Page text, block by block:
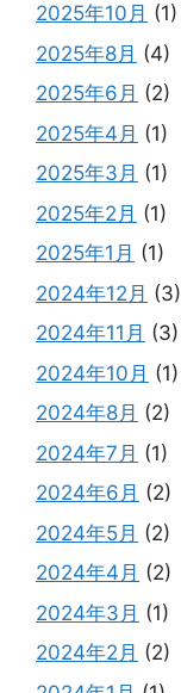
2025年10月 (1)
2025年8月 (4)
2025年6月 (2)
2025年4月 (1)
2025年3月 (1)
2025年2月 (1)
2025年1月 (1)
2024年12月 (3)
2024年11月 (3)
2024年10月 (1)
2024年8月 (2)
2024年7月 (1)
2024年6月 (2)
2024年5月 (2)
2024年4月 (2)
2024年3月 (1)
2024年2月 (2)